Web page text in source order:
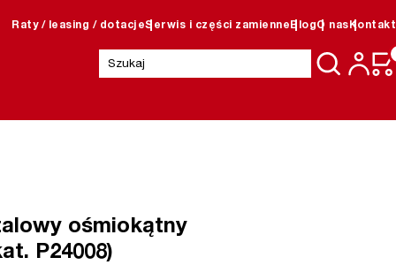
Raty / leasing / dotacjeSerwis i części zamienne BlogO nas Kontakt
Szukaj:
ośmiokątny
P24008)